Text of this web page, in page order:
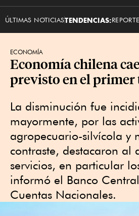
ÚLTIMAS NOTICIASTENDENCIAS:
ECONOMÍA
Economía chilena
previsto en el
La disminución fue
mayormente, por las
agropecuario-silvícola y
contraste, destacaron al
servicios, en particular
informó el Banco
Cuentas Nacionales.